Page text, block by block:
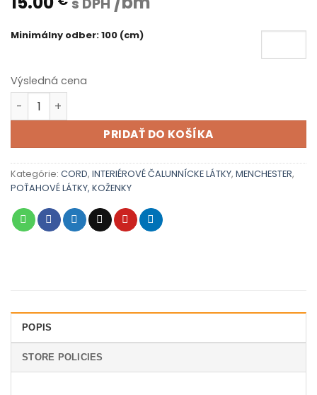
s DPH
Minimálny odber: 100 (cm)
Výsledná cena
množstvo CORD 5
PRIDAŤ DO KOŠÍKA
Kategórie: CORD, INTERIÉROVÉ ČALUNNÍCKE LÁTKY, MENCHESTER,
POŤAHOVÉ LÁTKY, KOŽENKY
POPIS
STORE POLICIES